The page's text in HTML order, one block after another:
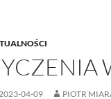
04-09 PIOTR